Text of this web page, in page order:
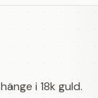
i 18k guld.